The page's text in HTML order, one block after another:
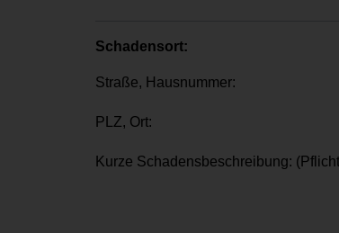
Schadensort:
Straße, Hausnummer:
PLZ, Ort:
Kurze Schadensbeschreibung: